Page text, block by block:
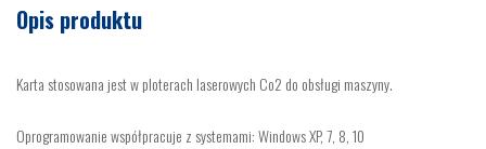
Opis produktu
Karta stosowana jest w ploterach laserowych Co2 do obsługi maszyny.
Oprogramowanie współpracuje z systemami: Windows XP, 7, 8, 10